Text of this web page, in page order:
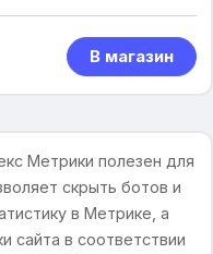
В магазин
Метрики полезен для
скрыть ботов и
в Метрике, а
сайта в соответствии